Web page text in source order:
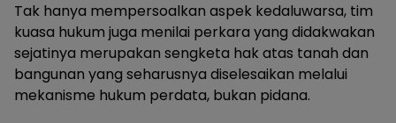
Tak hanya mempersoalkan aspek kedaluwarsa, tim
kuasa hukum juga menilai perkara yang didakwakan
sejatinya merupakan sengketa hak atas tanah dan
bangunan yang seharusnya diselesaikan melalui
mekanisme hukum perdata, bukan pidana.